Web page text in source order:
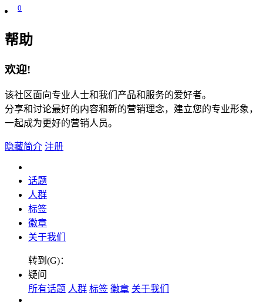
0
帮助
欢迎!
该社区面向专业人士和我们产品和服务的爱好者。
分享和讨论最好的内容和新的营销理念，建立您的专业形象，
一起成为更好的营销人员。
隐藏简介 注册
话题
人群
标签
徽章
关于我们
转到(G)：
疑问
所有话题 人群 标签 徽章 关于我们